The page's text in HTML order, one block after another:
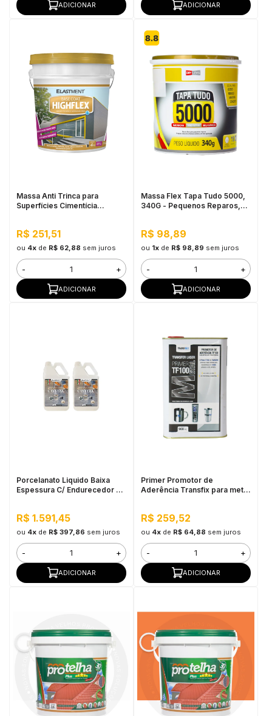
ADICIONAR ADICIONAR
Massa Anti Trinca para
Superfícies Cimentícia
R$ 251,51
ou 4xde R$ 62,88 sem juros
- +
ADICIONAR
Massa Flex Tapa Tudo 5000,
340G - Pequenos Reparos,
R$ 98,89
ou 1xde R$ 98,89 sem juros
- +
ADICIONAR
Porcelanato Liquido Baixa
Espessura C/ Endurecedor Kit
R$ 1.591,45
ou 4xde R$ 397,86 sem juros
- +
ADICIONAR
Primer Promotor de
Aderência Transfix para metal
R$ 259,52
ou 4xde R$ 64,88 sem juros
- +
ADICIONAR